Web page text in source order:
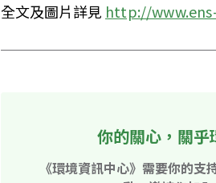
全文及圖片詳見 http://
你的關心，關
《環境資訊中心》需要你的